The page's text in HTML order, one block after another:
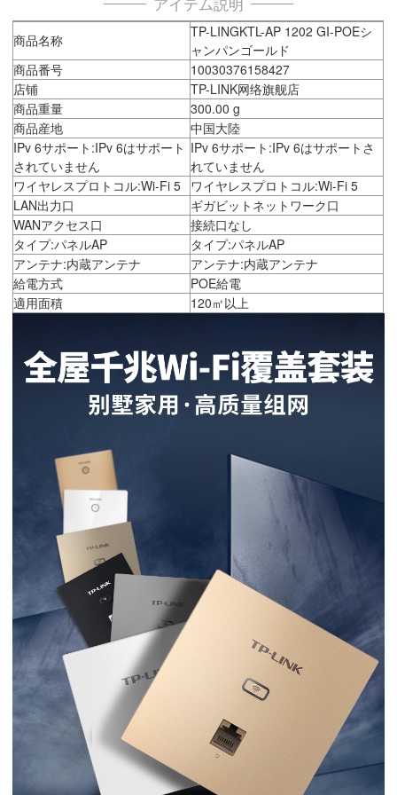
商品名称
TP-LINGKTL-AP 1202 GI-POEシ
ャンパンゴールド
商品番号
10030376158427
店铺
TP-LINK网络旗舰店
商品重量
300.00 g
商品産地
中国大陸
IPv 6サポート:IPv 6はサポート
されていません
IPv 6サポート:IPv 6はサポートさ
れていません
ワイヤレスプロトコル:Wi-Fi 5
ワイヤレスプロトコル:Wi-Fi 5
LAN出力口
ギガビットネットワーク口
WANアクセス口
接続口なし
タイプ:パネルAP
タイプ:パネルAP
アンテナ:内蔵アンテナ
アンテナ:内蔵アンテナ
給電方式
POE給電
適用面積
120㎡以上